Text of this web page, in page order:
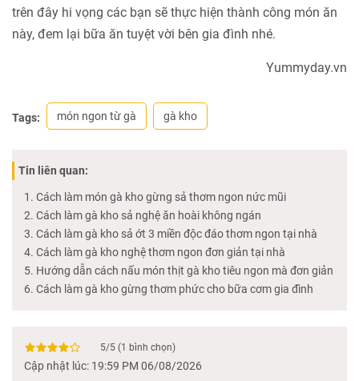
trên đây hi vọng các bạn sẽ thực hiện thành công món ăn
này, đem lại bữa ăn tuyệt vời bên gia đình nhé.
Yummyday.vn
Tags: món ngon từ gà gà kho
Tin liên quan:
Cách làm món gà kho gừng sả thơm ngon nức mũi
Cách làm gà kho sả nghệ ăn hoài không ngán
Cách làm gà kho sả ớt 3 miền độc đáo thơm ngon tại nhà
Cách làm gà kho nghệ thơm ngon đơn giản tại nhà
Hướng dẫn cách nấu món thịt gà kho tiêu ngon mà đơn giản
Cách làm gà kho gừng thơm phức cho bữa cơm gia đình
5/5 (1 bình chọn)
Cập nhật lúc: 19:59 PM 06/08/2026